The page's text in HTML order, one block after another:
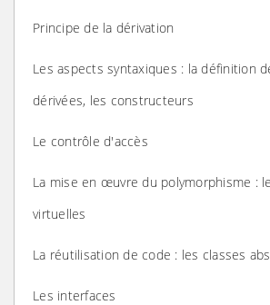
Principe de la dérivation
Les aspects syntaxiques : la définition
dérivées, les constructeurs
Le contrôle d'accès
La mise en œuvre du polymorphisme :
virtuelles
La réutilisation de code : les classes
Les interfaces